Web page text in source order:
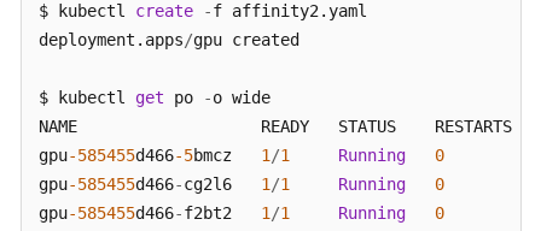
系
统
限
-
key:
DISK
operator:
In
SSD
preference:
matchExpressions:
-
key:
gpu
$ kubectl create -f affinity2.yaml
deployment.apps/gpu created
$ kubectl get po -o wide
NAME                   READY   STATUS
gpu-585455d466-5bmcz 1 /1 Running
0
gpu-585455d466-cg2l6 1 /1 Running
0
gpu-585455d466-f2bt2 1 /1 Running
0